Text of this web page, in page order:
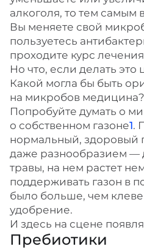
алкоголя, то тем самым
Вы меняете свой
пользуетесь
проходите курс
Но что, если делать
Какой могла бы быть
на микробов медицина?
Попробуйте думать о
о собственном газоне1.
нормальный, здоровый
даже разнообразием —
травы, на нем растет
поддерживать газон в
было больше, чем
удобрение.
И здесь на сцене
Пребиотики